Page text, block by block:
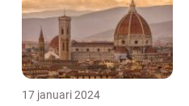
17 januari 2024